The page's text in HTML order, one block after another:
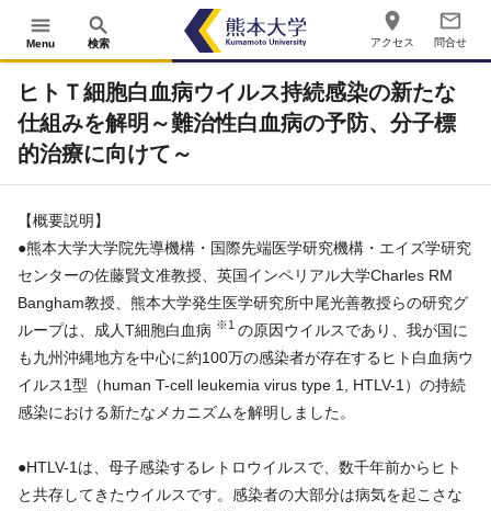
menu
Menu
search
検索
place
アクセス
mail_outline
問合せ
ヒトＴ細胞白血病ウイルス持続感染の新たな
仕組みを解明～難治性白血病の予防、分子標
的治療に向けて～
【概要説明】
●熊本大学大学院先導機構・国際先端医学研究機構・エイズ学研究
センターの佐藤賢文准教授、英国インペリアル大学Charles RM
Bangham教授、熊本大学発生医学研究所中尾光善教授らの研究グ
ループは、成人T細胞白血病 ※1 の原因ウイルスであり、我が国に
も九州沖縄地方を中心に約100万の感染者が存在するヒト白血病ウ
イルス1型（human T-cell leukemia virus type 1, HTLV-1）の持続
感染における新たなメカニズムを解明しました。
●HTLV-1は、母子感染するレトロウイルスで、数千年前からヒト
と共存してきたウイルスです。感染者の大部分は病気を起こさな